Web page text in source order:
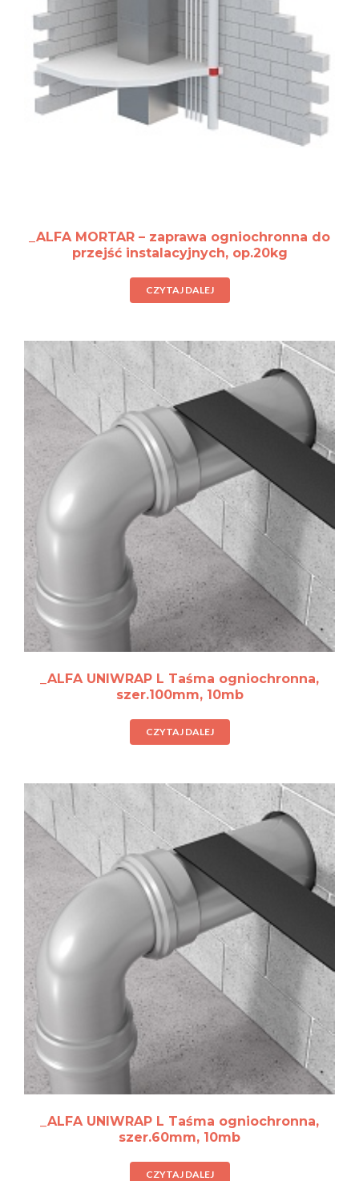
_ALFA MORTAR – zaprawa ogniochronna do
przejść instalacyjnych, op.20kg
CZYTAJ DALEJ
_ALFA UNIWRAP L Taśma ogniochronna,
szer.100mm, 10mb
CZYTAJ DALEJ
_ALFA UNIWRAP L Taśma ogniochronna,
szer.60mm, 10mb
CZYTAJ DALEJ